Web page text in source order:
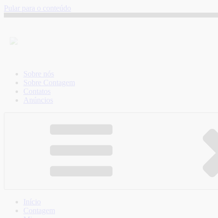
Pular para o conteúdo
Sobre nós
Sobre Contagem
Contatos
Anúncios
Início
Contagem